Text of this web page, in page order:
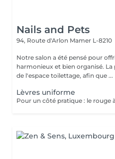
Nails and Pets
94, Route d'Arlon Mamer L-8210
Notre salon a été pensé pour
harmonieux et bien organisé.
de l'espace toilettage, afin que ...
Lèvres uniforme